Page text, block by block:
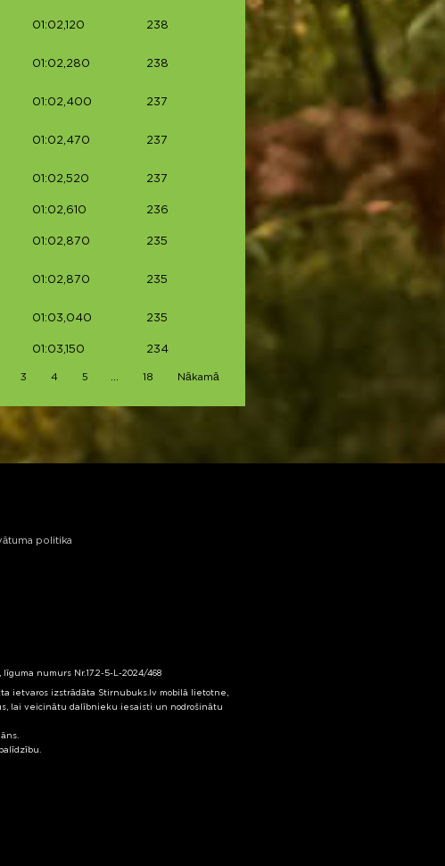
01:02,120 238
01:02,280 238
01:02,400 237
01:02,470 237
01:02,520 237
01:02,610 236
01:02,870 235
01:02,870 235
01:03,040 235
01:03,150 234
3 4 5 18 Nākamā
politika
numurs Nr.17.2-5-L-2024/468
ietvaros izstrādāta Stirnubuks.lv mobilā lietotne,
lai veicinātu dalībnieku iesaisti un nodrošinātu